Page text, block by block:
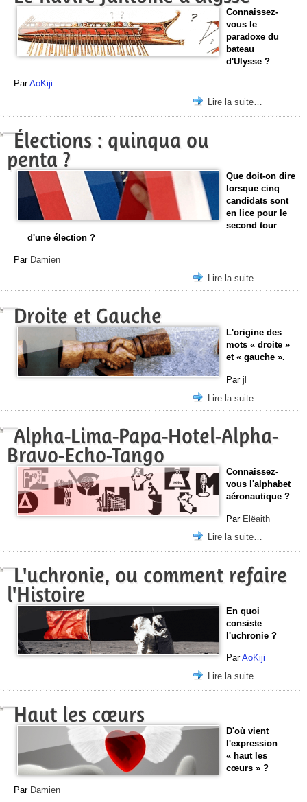
Connaissez-
vous le
paradoxe du
bateau
d'Ulysse ?
ParAoKiji
Lire la suite…
Élections : quinqua ou
penta ?
Que doit-on dire
lorsque cinq
candidats sont
en lice pour le
second tour
d'une élection ?
Par Damien
Lire la suite…
Droite et Gauche
L'origine des
mots « droite »
et « gauche ».
Par jl
Lire la suite…
Alpha-Lima-Papa-Hotel-Alpha-
Bravo-Echo-Tango
Connaissez-
vous l'alphabet
aéronautique ?
Par Elëaith
Lire la suite…
L'uchronie, ou comment refaire
l'Histoire
En quoi
consiste
l'uchronie ?
ParAoKiji
Lire la suite…
Haut les cœurs
D'où vient
l'expression
« haut les
cœurs » ?
Par Damien